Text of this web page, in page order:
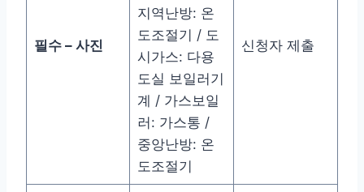
필수 – 사진
지역난방: 온
도조절기 / 도
시가스: 다용
도실 보일러기
계 / 가스보일
러: 가스통 /
중앙난방: 온
도조절기
신청자 제출